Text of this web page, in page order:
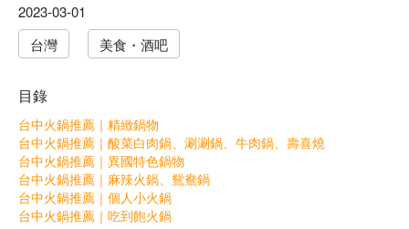
2023-03-01
台灣
美食・酒吧
目錄
台中火鍋推薦｜精緻鍋物
台中火鍋推薦｜酸菜白肉鍋、涮涮鍋、牛肉鍋、壽喜燒
台中火鍋推薦｜異國特色鍋物
台中火鍋推薦｜麻辣火鍋、鴛鴦鍋
台中火鍋推薦｜個人小火鍋
台中火鍋推薦｜吃到飽火鍋